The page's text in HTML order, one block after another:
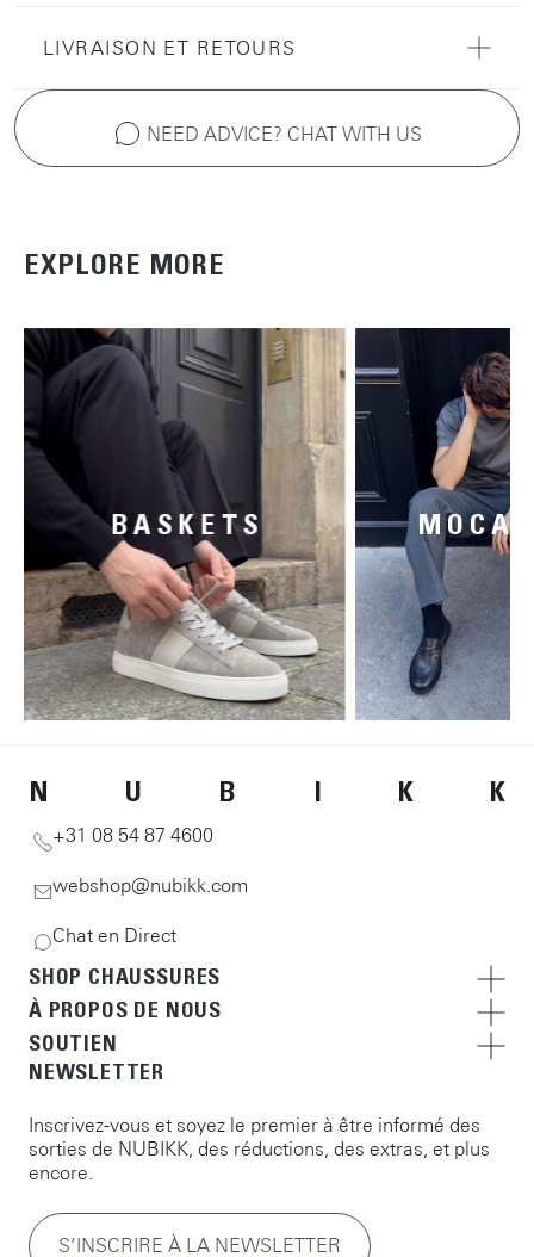
LIVRAISON ET RETOURS
NEED ADVICE? CHAT WITH US
EXPLORE MORE
BASKETS
N U B I K K
+31 08 54 87 4600
webshop@nubikk.com
Chat en Direct
SHOP CHAUSSURES
À PROPOS DE NOUS
SOUTIEN
NEWSLETTER
Inscrivez-vous et soyez le premier à être informé des
sorties de NUBIKK, des réductions, des extras, et plus
encore.
S’INSCRIRE À LA NEWSLETTER